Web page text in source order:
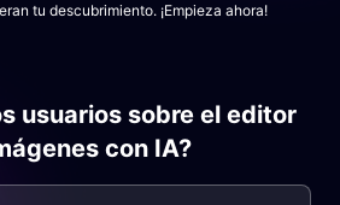
tu descubrimiento. ¡Empieza ahora!
usuarios sobre el editor
con IA?